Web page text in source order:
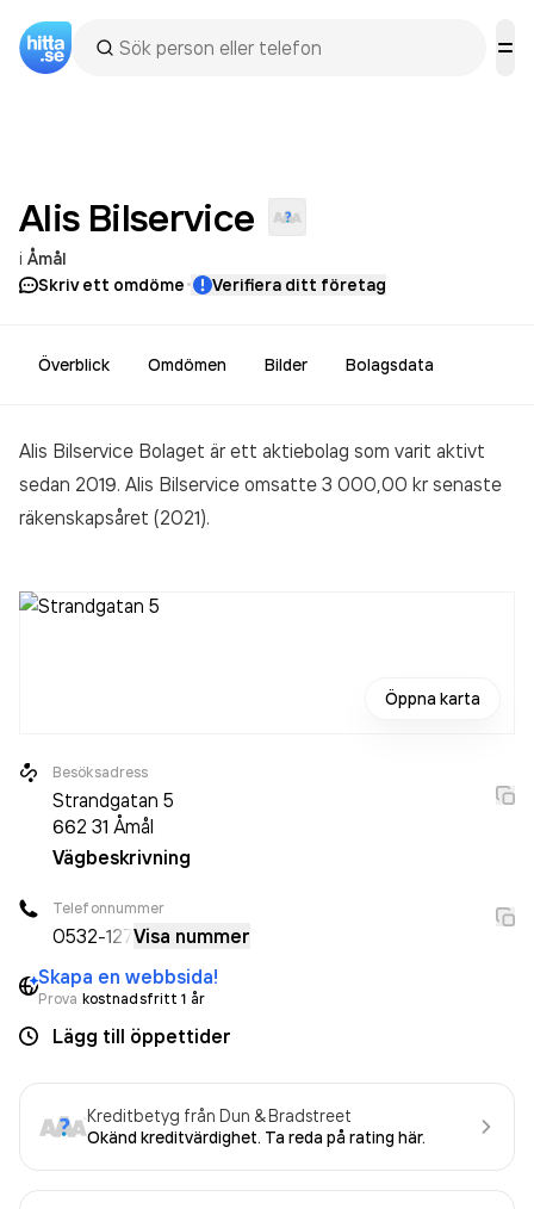
Alis Bilservice
i Åmål
Skriv ett omdöme· Verifiera ditt företag
Överblick Omdömen Bilder Bolagsdata
Alis Bilservice Bolaget är ett aktiebolag som varit aktivt
sedan 2019. Alis Bilservice omsatte 3 000,00 krsenaste
räkenskapsåret (2021).
Öppna karta
Besöksadress
Strandgatan 5
662 31 Åmål
Vägbeskrivning
Telefonnummer
0532-127Visa nummer
Skapa en webbsida!
Prova kostnadsfritt 1 år
Lägg till öppettider
Kreditbetyg från Dun & Bradstreet
Okänd kreditvärdighet. Ta reda på rating här.